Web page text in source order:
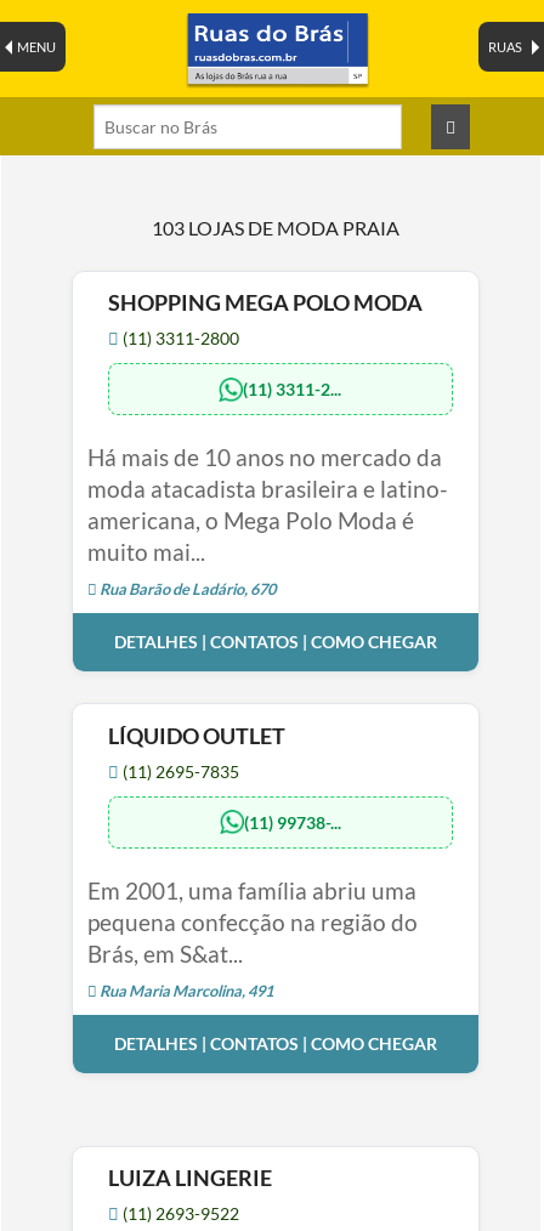
RUAS
MENU
103 LOJAS DE MODA PRAIA
SHOPPING MEGA POLO MODA
(11) 3311-2800
(11) 3311-2...
Há mais de 10 anos no mercado da
moda atacadista brasileira e latino-
americana, o Mega Polo Moda é
muito mai...
Rua Barão de Ladário, 670
DETALHES | CONTATOS | COMO CHEGAR
LÍQUIDO OUTLET
(11) 2695-7835
(11) 99738-...
Em 2001, uma família abriu uma
pequena confecção na região do
Brás, em S&at...
Rua Maria Marcolina, 491
DETALHES | CONTATOS | COMO CHEGAR
LUIZA LINGERIE
(11) 2693-9522